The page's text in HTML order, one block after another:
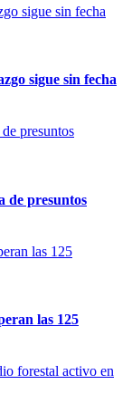
sigue sin fecha
de presuntos
las 125